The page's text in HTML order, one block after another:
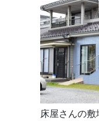
床屋さんの敷